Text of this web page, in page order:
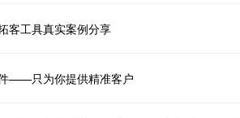
客工具真实案例分享
——只为你提供精准客户